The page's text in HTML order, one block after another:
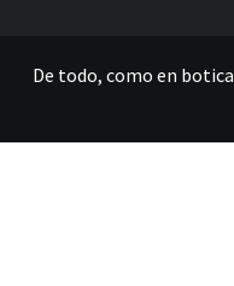
De todo, como en botica